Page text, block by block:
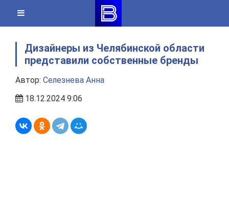
content
Дизайнеры из Челябинской области
представили собственные бренды
Автор: Селезнева Анна
18.12.2024 9:06